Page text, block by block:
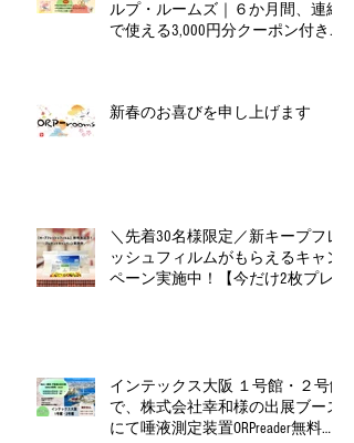
ルプ・ルームズ｜６か月間、連続
で使える3,000円分クーポン付きお
新春のお喜びを申し上げます
＼先着30名様限定／新キープフレ
ッシュフィルムがもらえるキャン
ペーン実施中！【今だけ2枚プレ
インテックス大阪 １号館・２号館
で、株式会社幸和様の出展ブース
にて唾液測定装置ORPreader無料体